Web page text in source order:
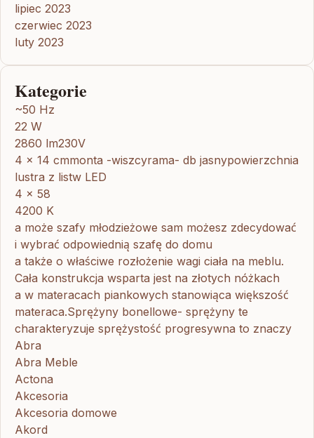
lipiec 2023
czerwiec 2023
luty 2023
Kategorie
~50 Hz
22 W
2860 lm230V
4 x 14 cmmonta -wiszcyrama- db jasnypowierzchnia
lustra z listw LED
4 x 58
4200 K
a może szafy młodzieżowe sam możesz zdecydować
i wybrać odpowiednią szafę do domu
a także o właściwe rozłożenie wagi ciała na meblu.
Cała konstrukcja wsparta jest na złotych nóżkach
a w materacach piankowych stanowiąca większość
materaca.Sprężyny bonellowe- sprężyny te
charakteryzuje sprężystość progresywna to znaczy
Abra
Abra Meble
Actona
Akcesoria
Akcesoria domowe
Akord